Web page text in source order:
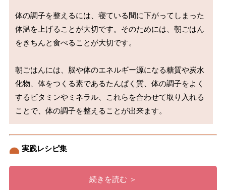
体の調子を整えるには、寝ている間に下がってしまった
体温を上げることが大切です。そのためには、朝ごはん
をきちんと食べることが大切です。
朝ごはんには、脳や体のエネルギー源になる糖質や炭水
化物、体をつくる素であるたんぱく質、体の調子をよく
するビタミンやミネラル、これらを合わせて取り入れる
ことで、体の調子を整えることが出来ます。
実践レシピ集
続きを読む ＞